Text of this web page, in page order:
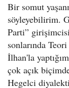
Bir somut
söyleyebilirim.
Parti”
sonlarında
İlhan'la
çok açık
Hegelci